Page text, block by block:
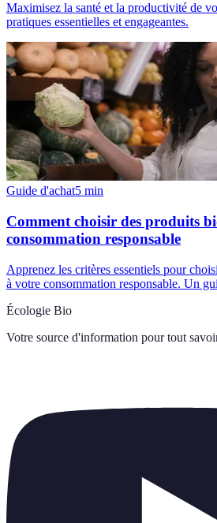
Maximisez la santé et la productivité de
pratiques essentielles et engageantes.
Guide d'achat5 min
Comment choisir des produits
consommation responsable
Apprenez les critères essentiels pour
à votre consommation responsable. Un
Écologie Bio
Votre source d'information pour tout